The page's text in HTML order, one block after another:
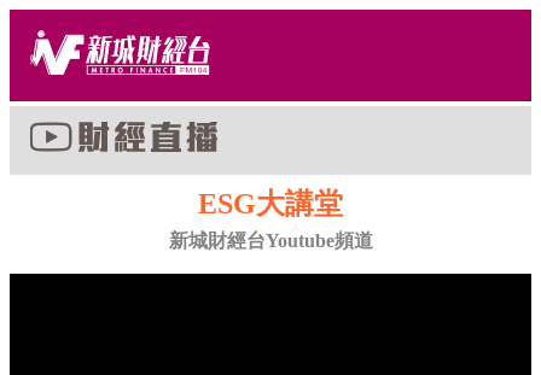
ESG大講堂
新城財經台Youtube頻道